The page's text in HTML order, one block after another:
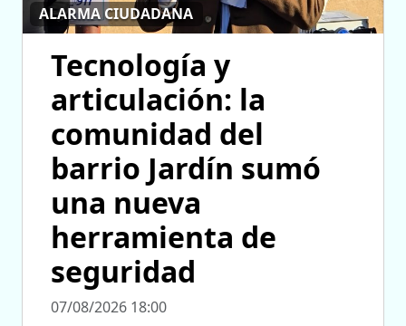
ALARMA CIUDADANA
Tecnología y
articulación: la
comunidad del
barrio Jardín sumó
una nueva
herramienta de
seguridad
07/08/2026 18:00